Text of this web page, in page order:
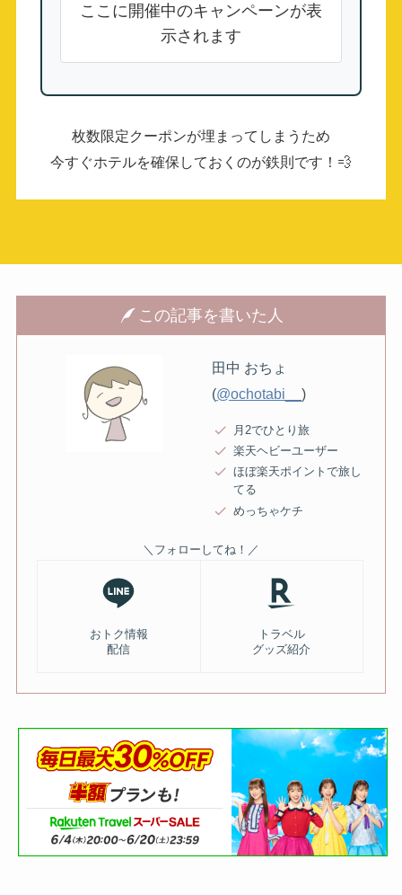
ここに開催中のキャンペーンが表
示されます
枚数限定クーポンが埋まってしまうため
今すぐホテルを確保しておくのが鉄則です！💨
この記事を書いた人
田中 おちょ
(@ochotabi__)
月2でひとり旅
楽天ヘビーユーザー
ほぼ楽天ポイントで旅し
てる
めっちゃケチ
＼フォローしてね！／
おトク情報
配信
トラベル
グッズ紹介